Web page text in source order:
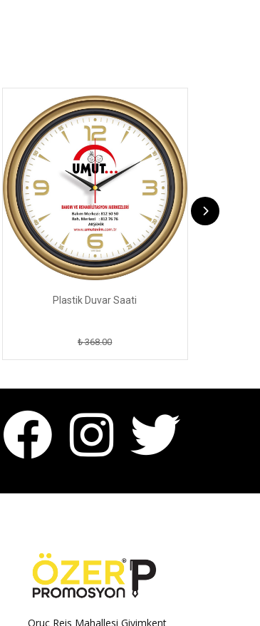
Plastik Duvar Saati
₺ 368.00
Oruç Reis Mahallesi Giyimkent